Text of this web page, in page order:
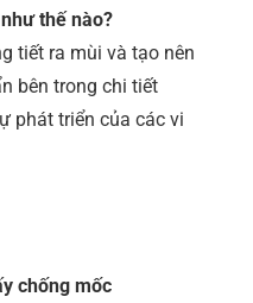
thế nào?
tiết ra mùi và tạo nên
bên trong chi tiết
phát triển của các vi
chống mốc